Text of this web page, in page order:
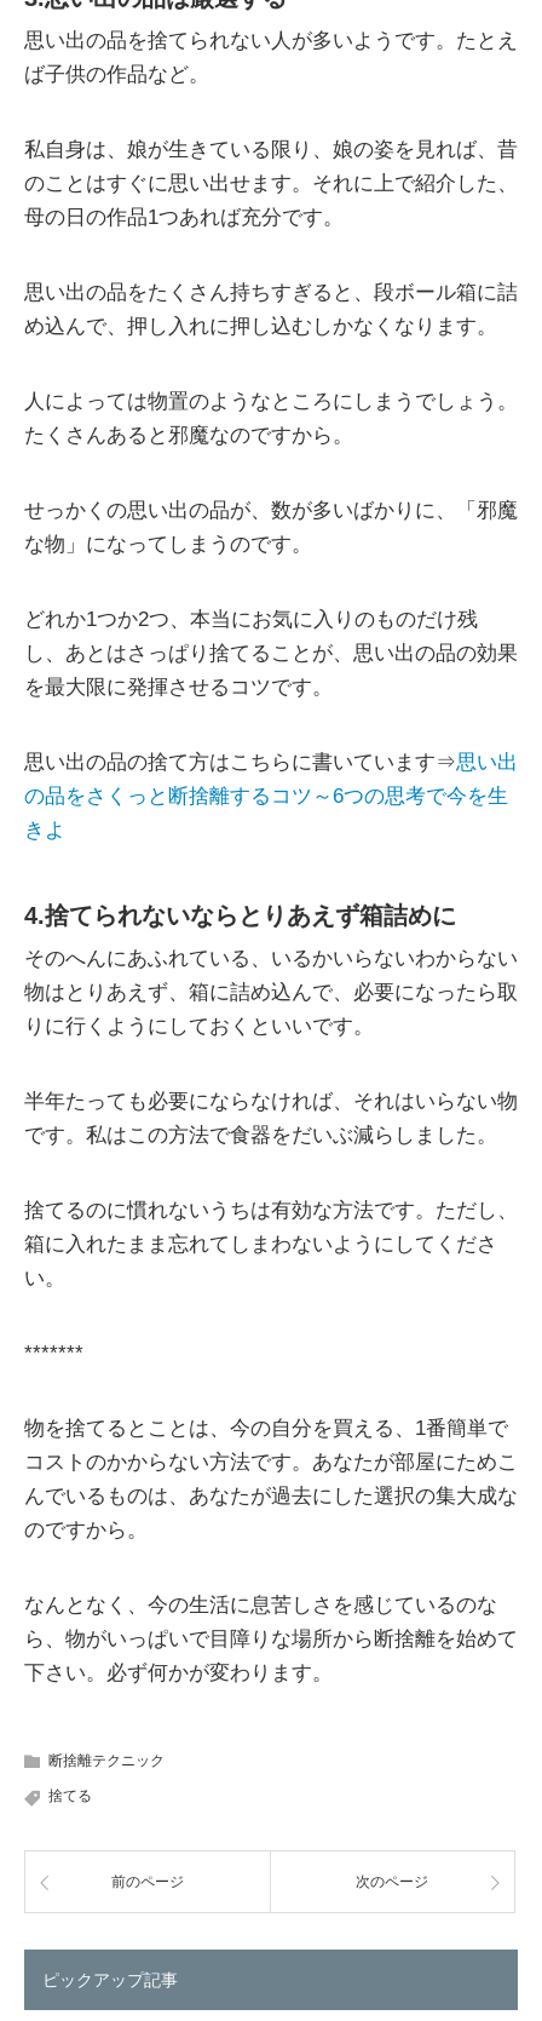
思い出の品を捨てられない人が多いようです。たとえ
ば子供の作品など。
私自身は、娘が生きている限り、娘の姿を見れば、昔
のことはすぐに思い出せます。それに上で紹介した、
母の日の作品1つあれば充分です。
思い出の品をたくさん持ちすぎると、段ボール箱に詰
め込んで、押し入れに押し込むしかなくなります。
人によっては物置のようなところにしまうでしょう。
たくさんあると邪魔なのですから。
せっかくの思い出の品が、数が多いばかりに、「邪魔
な物」になってしまうのです。
どれか1つか2つ、本当にお気に入りのものだけ残
し、あとはさっぱり捨てることが、思い出の品の効果
を最大限に発揮させるコツです。
思い出の品の捨て方はこちらに書いています⇒思い出
の品をさくっと断捨離するコツ～6つの思考で今を生
きよ
4.捨てられないならとりあえず箱詰めに
そのへんにあふれている、いるかいらないわからない
物はとりあえず、箱に詰め込んで、必要になったら取
りに行くようにしておくといいです。
半年たっても必要にならなければ、それはいらない物
です。私はこの方法で食器をだいぶ減らしました。
捨てるのに慣れないうちは有効な方法です。ただし、
箱に入れたまま忘れてしまわないようにしてくださ
い。
*******
物を捨てるとことは、今の自分を買える、1番簡単で
コストのかからない方法です。あなたが部屋にためこ
んでいるものは、あなたが過去にした選択の集大成な
のですから。
なんとなく、今の生活に息苦しさを感じているのな
ら、物がいっぱいで目障りな場所から断捨離を始めて
下さい。必ず何かが変わります。
断捨離テクニック
捨てる
前のページ 次のページ
ピックアップ記事